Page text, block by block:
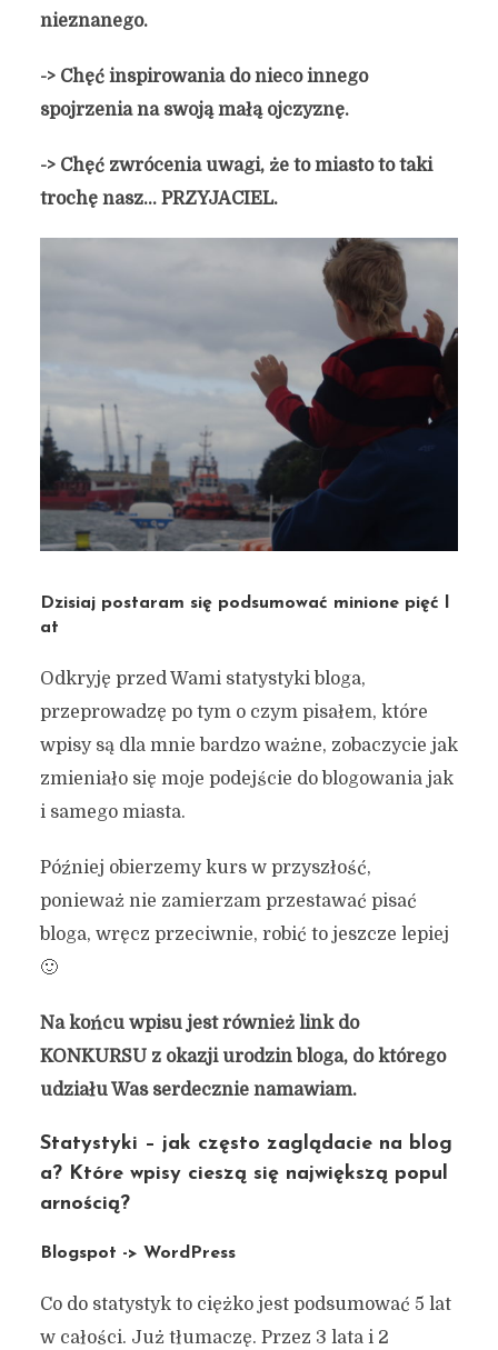
nieznanego.
-> Chęć inspirowania do nieco innego
spojrzenia na swoją małą ojczyznę.
-> Chęć zwrócenia uwagi, że to miasto to taki
trochę nasz… PRZYJACIEL.
Dzisiaj postaram się podsumować minione pięć l
at
Odkryję przed Wami statystyki bloga,
przeprowadzę po tym o czym pisałem, które
wpisy są dla mnie bardzo ważne, zobaczycie jak
zmieniało się moje podejście do blogowania jak
i samego miasta.
Później obierzemy kurs w przyszłość,
ponieważ nie zamierzam przestawać pisać
bloga, wręcz przeciwnie, robić to jeszcze lepiej
🙂
Na końcu wpisu jest również link do
KONKURSU z okazji urodzin bloga, do którego
udziału Was serdecznie namawiam.
Statystyki – jak często zaglądacie na blog
a? Które wpisy cieszą się największą popul
arnością?
Blogspot -> WordPress
Co do statystyk to ciężko jest podsumować 5 lat
w całości. Już tłumaczę. Przez 3 lata i 2